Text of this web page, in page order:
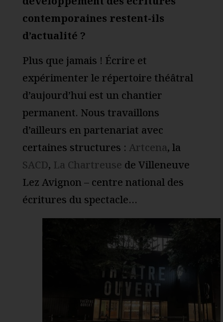
contemporaines restent-ils
d’actualité ?
Plus que jamais ! Écrire et
expérimenter le répertoire théâtral
d’aujourd’hui est un chantier
permanent. Nous travaillons
d’ailleurs en partenariat avec
certaines structures : Artcena, la
SACD, La Chartreuse de Villeneuve
Lez Avignon – centre national des
écritures du spectacle…